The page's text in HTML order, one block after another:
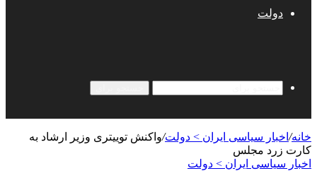
دولت
خانه/ اخبار سیاسی ایران > دولت/واکنش توییتری وزیر ارشاد به
کارت زرد مجلس
اخبار سیاسی ایران > دولت